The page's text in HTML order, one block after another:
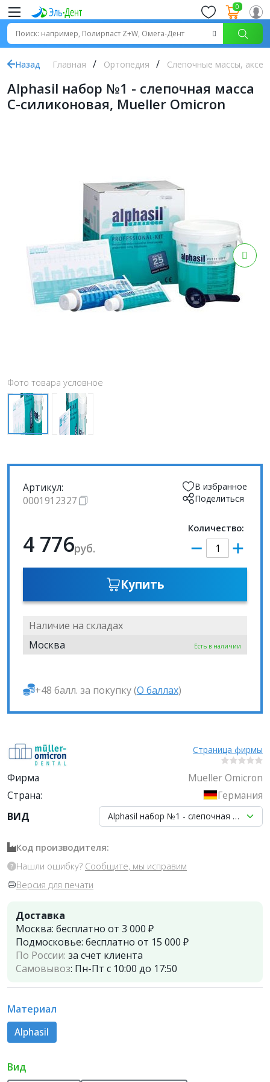
0
Назад Главная Ортопедия Слепочные массы,
Alphasil набор №1 - слепочная масса
С-силиконовая, Mueller Omicron
Фото товара условное
Артикул:
0001912327
В избранное
Поделиться
4 776руб.
Количество:
Купить
Наличие на складах
Москва
Есть в наличии
+48 балл. за покупку (О баллах)
Страница фирмы
Фирма
Mueller Omicron
Страна:
Германия
ВИД
Alphasil набор №1 - слепочная масса С-
Код производителя:
Нашли ошибку? Сообщите, мы исправим
Версия для печати
Доставка
Москва: бесплатно от 3 000 ₽
Подмосковье: бесплатно от 15 000 ₽
По России: за счет клиента
Самовывоз: Пн-Пт с 10:00 до 17:50
Материал
Alphasil
Вид